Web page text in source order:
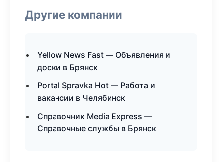
Другие компании
Yellow News Fast — Объявления и
доски в Брянск
Portal Spravka Hot — Работа и
вакансии в Челябинск
Справочник Media Express —
Справочные службы в Брянск